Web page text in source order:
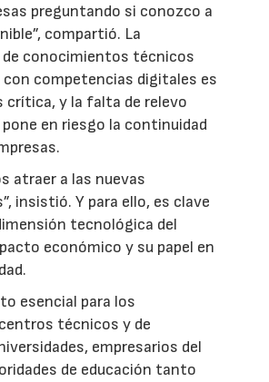
preguntando si conozco a
compartió. La
conocimientos técnicos
competencias digitales es
crítica, y la falta de relevo
en riesgo la continuidad
atraer a las nuevas
insistió. Y para ello, es clave
tecnológica del
económico y su papel en
esencial para los
técnicos y de
empresarios del
de educación tanto